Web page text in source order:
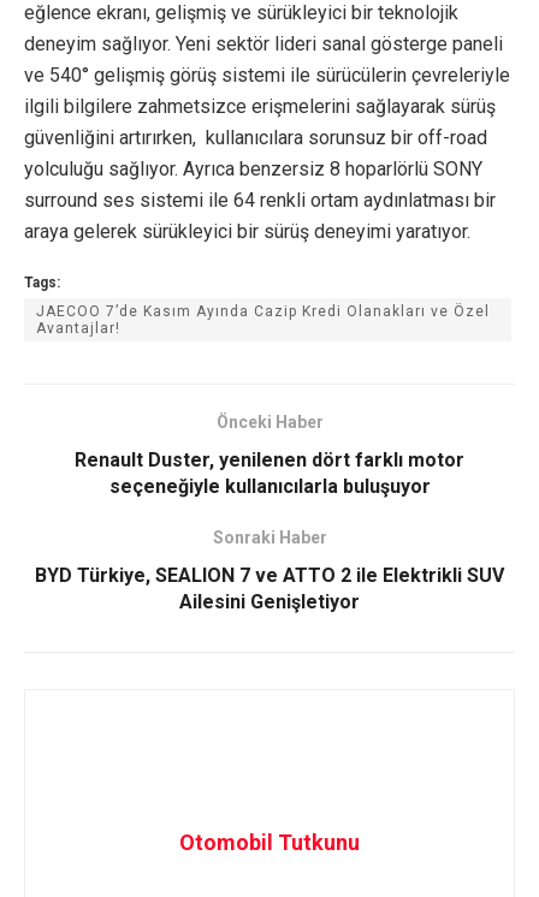
eğlence ekranı, gelişmiş ve sürükleyici bir teknolojik
deneyim sağlıyor. Yeni sektör lideri sanal gösterge paneli
ve 540° gelişmiş görüş sistemi ile sürücülerin çevreleriyle
ilgili bilgilere zahmetsizce erişmelerini sağlayarak sürüş
güvenliğini artırırken, kullanıcılara sorunsuz bir off-road
yolculuğu sağlıyor. Ayrıca benzersiz 8 hoparlörlü SONY
surround ses sistemi ile 64 renkli ortam aydınlatması bir
araya gelerek sürükleyici bir sürüş deneyimi yaratıyor.
Tags:
JAECOO 7’de Kasım Ayında Cazip Kredi Olanakları ve Özel
Avantajlar!
Önceki Haber
Renault Duster, yenilenen dört farklı motor
seçeneğiyle kullanıcılarla buluşuyor
Sonraki Haber
BYD Türkiye, SEALION 7 ve ATTO 2 ile Elektrikli SUV
Ailesini Genişletiyor
Otomobil Tutkunu